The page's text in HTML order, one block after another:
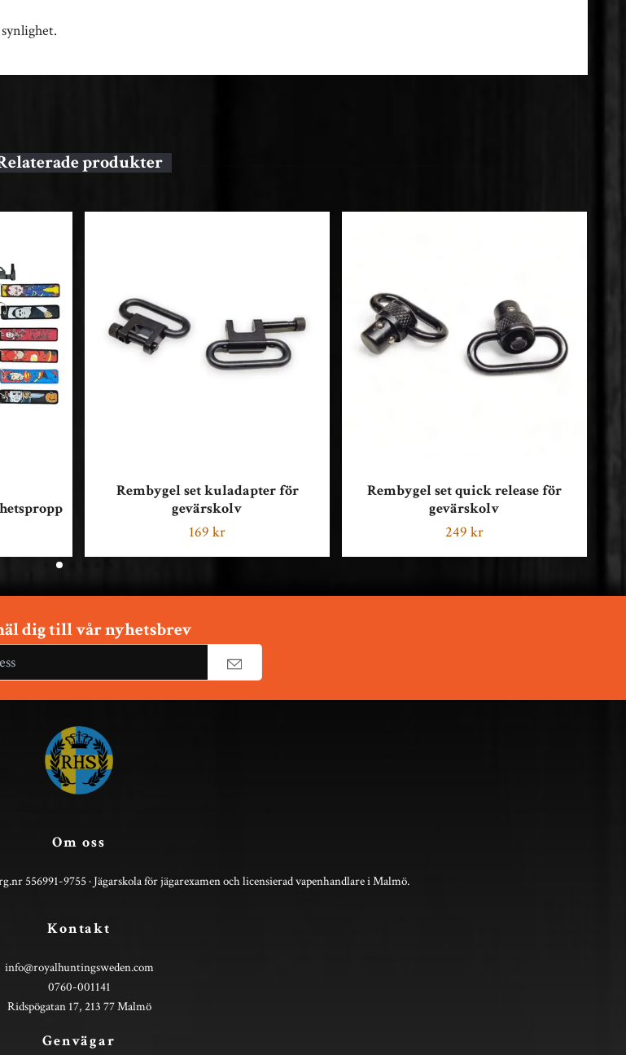
Rembygel set kuladapter för
gevärskolv
169 kr
Rembygel set quick release för
gevärskolv
249 kr
dig till vår nyhetsbrev
Om oss
556991-9755 · Jägarskola för jägarexamen och licensierad vapenhandlare i Malmö.
Kontakt
info@royalhuntingsweden.com
0760-001141
Ridspögatan 17, 213 77 Malmö
Genvägar